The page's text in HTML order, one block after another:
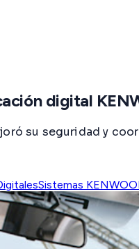
digital
su seguridad y
Sistemas